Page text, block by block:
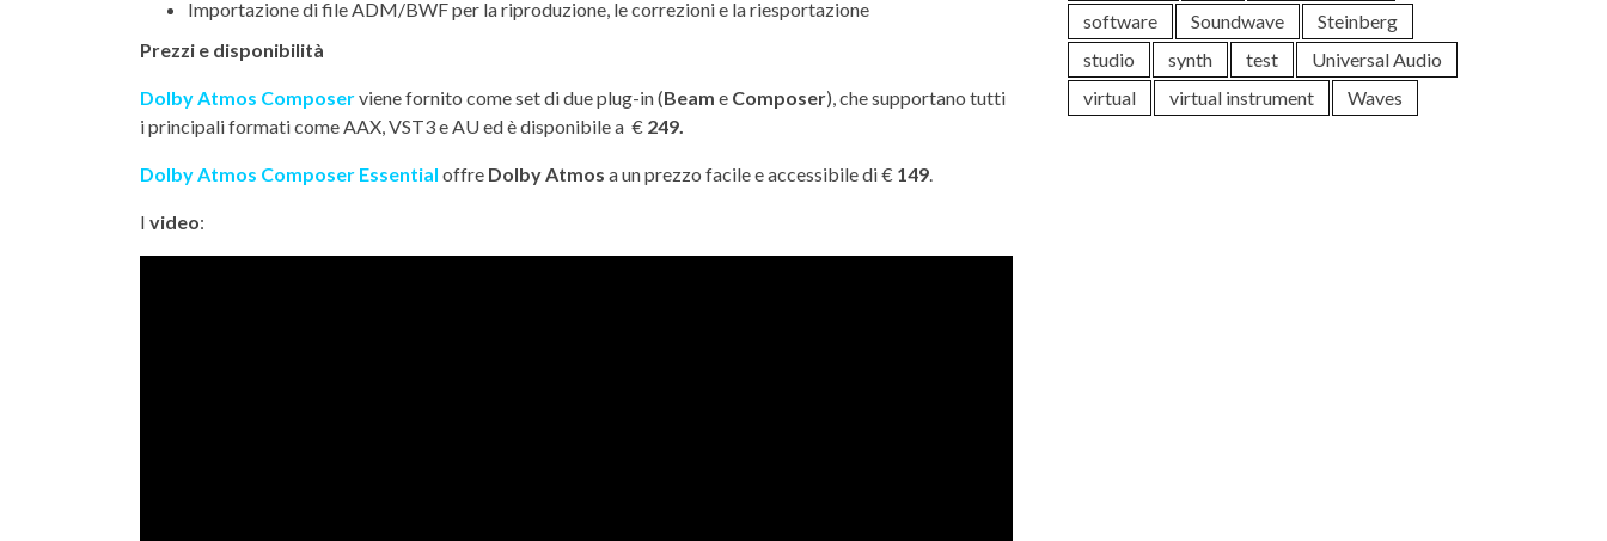
Importazione di file ADM/BWF per la riproduzione, le correzioni e la riesportazione
Prezzi e disponibilità
Dolby Atmos Composerviene fornito come set di due plug-in (Beam e Composer), che supportano tutti
i principali formati come AAX, VST3 e AU ed è disponibile a € 249.
Dolby Atmos Composer Essential offre Dolby Atmos a un prezzo facile e accessibile di € 149.
I video:
software
Soundwave
Steinberg
studio
synth test
Universal Audio
virtual
virtual instrument Waves